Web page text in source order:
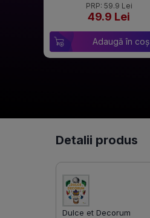
PRP: 59.9 Lei
49.9 Lei
Adaugă în coș
Detalii produs
Dulce et Decorum